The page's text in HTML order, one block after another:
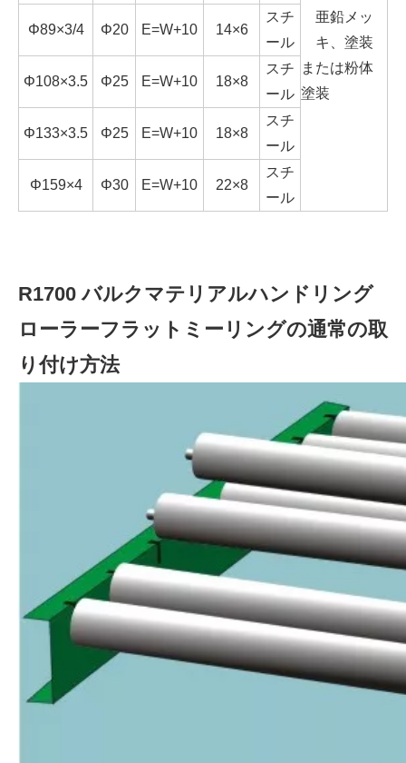
亜鉛メッ
キ、塗装
または粉体
塗装
Φ89×3/4 Φ20 E=W+10 14×6
スチ
ール
Φ108×3.5 Φ25 E=W+10 18×8
スチ
ール
Φ133×3.5 Φ25 E=W+10 18×8
スチ
ール
Φ159×4 Φ30 E=W+10 22×8
スチ
ール
R1700 バルクマテリアルハンドリング
ローラーフラットミーリングの通常の取
り付け方法